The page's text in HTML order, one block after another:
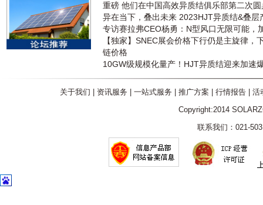
重磅 他们在中国高效异质结俱乐部第二次
异在当下，叠出未来 2023HJT异质结&叠层
专访赛拉弗CEO杨勇：N型风口无限可能，
【独家】SNEC展会价格下行仍是主旋律，
链价格
10GW级规模化量产！HJT异质结迎来加速
关于我们 资讯服务 一站式服务 推广方案 行情报告| 活
Copyright:2014
联系我们：021-